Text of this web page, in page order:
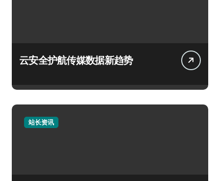
云安全护航传媒数据新趋势
站长资讯